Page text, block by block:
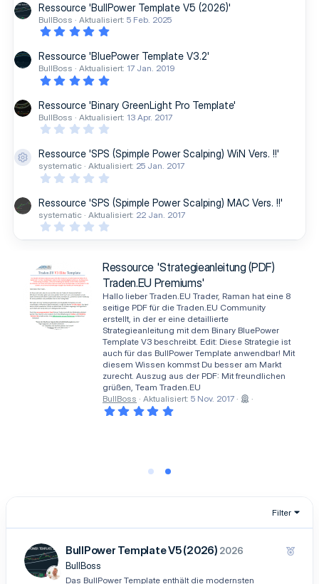
Ressource 'BullPower Template V5 (2026)'
BullBoss Aktualisiert: 5 Feb. 2025
5
0
0
S
t
n
(
Ressource 'BluePower Template V3.2'
BullBoss Aktualisiert: 17 Jan. 2019
5
0
S
n
(
Ressource 'Binary GreenLight Pro Template'
BullBoss Aktualisiert: 13 Apr. 2017
0
0
S
n
(
Ressourcen-Icon
Ressource 'SPS (Spimple Power Scalping) WiN Vers. !!'
systematic Aktualisiert: 25 Jan. 2017
0
0
S
(
e
)
Ressource 'SPS (Spimple Power Scalping) MAC Vers. !!'
systematic Aktualisiert: 22 Jan. 2017
S
t
e
r
n
(
e
)
Ressource 'Strategieanleitung (PDF)
Traden.EU Premiums'
Hallo lieber Traden.EU Trader, Raman hat eine 8
seitige PDF für die Traden.EU Community
erstellt, in der er eine detaillierte
Strategieanleitung mit dem Binary BluePower
Template V3 beschreibt. Edit: Diese Strategie ist
auch für das BullPower Template anwendbar! Mit
diesem Wissen kommst Du besser am Markt
zurecht. Auszug aus der PDF: Mit freundlichen
grüßen, Team Traden.EU
BullBoss
Aktualisiert: 5 Nov. 2017
5
Filter
E
BullPower Template V5 (2026) 2026
BullBoss
Das BullPower Template enthält die modernsten